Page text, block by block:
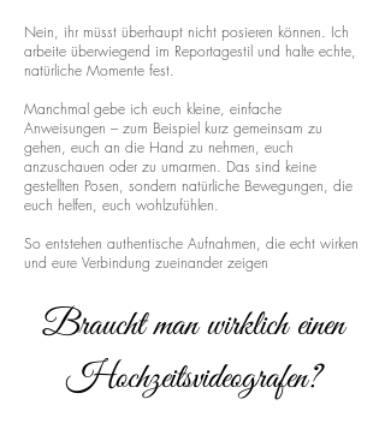
Nein, ihr müsst überhaupt nicht posieren können. Ich
arbeite überwiegend im Reportagestil und halte echte,
natürliche Momente fest.
Manchmal gebe ich euch kleine, einfache
Anweisungen – zum Beispiel kurz gemeinsam zu
gehen, euch an die Hand zu nehmen, euch
anzuschauen oder zu umarmen. Das sind keine
gestellten Posen, sondern natürliche Bewegungen, die
euch helfen, euch wohlzufühlen.
So entstehen authentische Aufnahmen, die echt wirken
und eure Verbindung zueinander zeigen
Braucht man wirklich einen
Hochzeitsvideografen?